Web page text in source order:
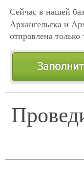
Сейчас в нашей
Архангельска и
отправлена